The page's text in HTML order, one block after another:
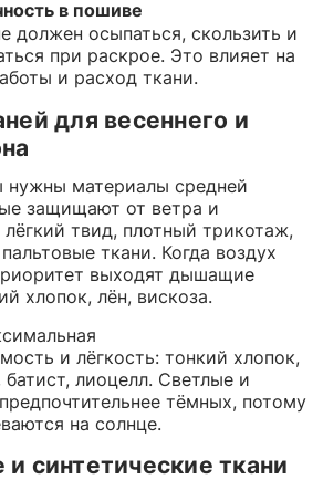
в пошиве
должен осыпаться, скользить и
при раскрое. Это влияет на
и расход ткани.
для весеннего и
нужны материалы средней
защищают от ветра и
твид, плотный трикотаж,
ткани. Когда воздух
выходят дышащие
хлопок, лён, вискоза.
и лёгкость: тонкий хлопок,
лиоцелл. Светлые и
тёмных, потому
на солнце.
синтетические ткани